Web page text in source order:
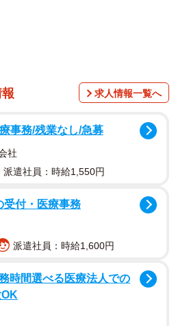
を刺して、ピーラーでむ
」です。長芋の中心に割り箸を
ーでむけばOK。割り箸を持ち手
長芋を触らずに済み、滑ること
態のままですりおろせます。
求人情報一覧へ
事務/残業なし/急募
社
派遣社員：時給1,550円
受付・医療事務
派遣社員：時給1,600円
時間選べる医療法人での